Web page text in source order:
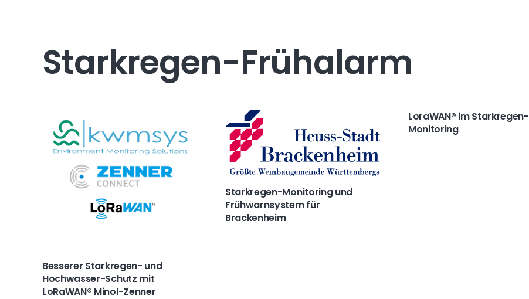
Starkregen-Frühalarm
Besserer Starkregen- und
Hochwasser-Schutz mit
LoRaWAN® Minol-Zenner
Starkregen-Monitoring und
Frühwarnsystem für
Brackenheim
LoraWAN® im Starkregen-
Monitoring